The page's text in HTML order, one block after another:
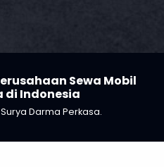
Sewa Mobil
di Indonesia
Darma Perkasa.